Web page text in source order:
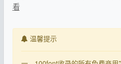
看
温馨提示